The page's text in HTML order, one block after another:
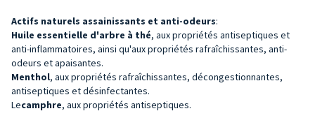
Actifs naturels assainissants et anti-odeurs:
Huile essentielle d'arbre à thé, aux propriétés antiseptiques et
anti-inflammatoires, ainsi qu'aux propriétés rafraîchissantes, anti-
odeurs et apaisantes.
Menthol, aux propriétés rafraîchissantes, décongestionnantes,
antiseptiques et désinfectantes.
Lecamphre, aux propriétés antiseptiques.